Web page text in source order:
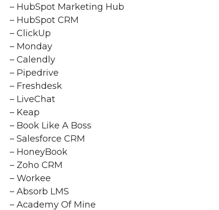
– HubSpot Marketing Hub
– HubSpot CRM
– ClickUp
– Monday
– Calendly
– Pipedrive
– Freshdesk
– LiveChat
– Keap
– Book Like A Boss
– Salesforce CRM
– HoneyBook
– Zoho CRM
– Workee
– Absorb LMS
– Academy Of Mine